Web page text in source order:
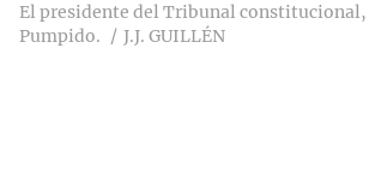
El presidente del Tribunal constitucional,
Pumpido.
J.J. GUILLÉN